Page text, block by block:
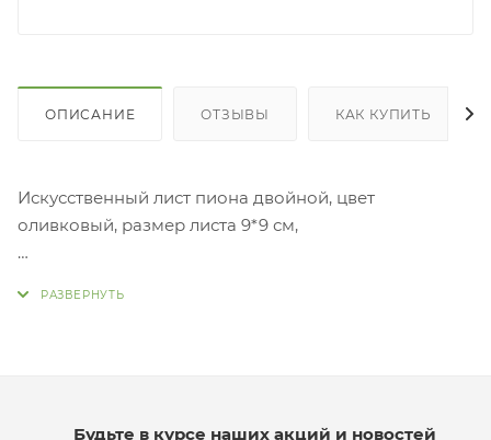
ОПИСАНИЕ ОТЗЫВЫ КАК КУПИТЬ
Искусственный лист пиона двойной, цвет
оливковый, размер листа 9*9 см,
Будьте в курсе наших акций и новостей